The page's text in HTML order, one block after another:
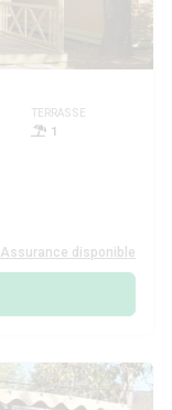
TERRASSE
1
Assurance disponible